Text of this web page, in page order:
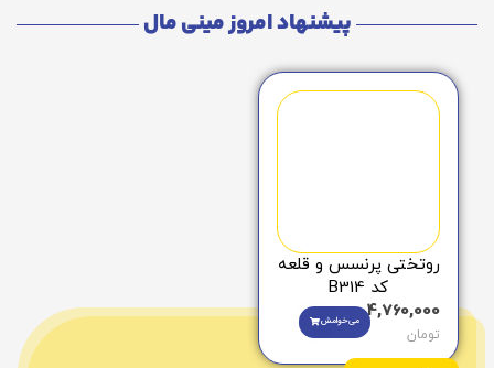
پیشنهاد امروز مینی مال
روتختی پرنسس و قلعه
کد B314
4,760,000
تومان
می‌خوامش